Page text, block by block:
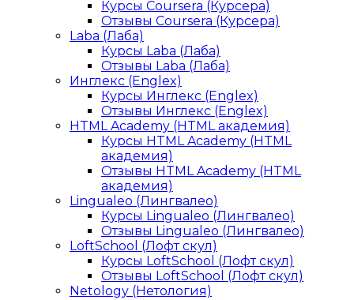
Курсы Coursera (Курсера)
Отзывы Coursera (Курсера)
Laba (Лаба)
Курсы Laba (Лаба)
Отзывы Laba (Лаба)
Инглекс (Englex)
Курсы Инглекс (Englex)
Отзывы Инглекс (Englex)
HTML Academy (HTML академия)
Курсы HTML Academy (HTML
академия)
Отзывы HTML Academy (HTML
академия)
Lingualeo (Лингвалео)
Курсы Lingualeo (Лингвалео)
Отзывы Lingualeo (Лингвалео)
LoftSchool (Лофт скул)
Курсы LoftSchool (Лофт скул)
Отзывы LoftSchool (Лофт скул)
Netology (Нетология)